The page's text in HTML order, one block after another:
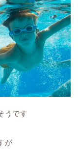
うです
が